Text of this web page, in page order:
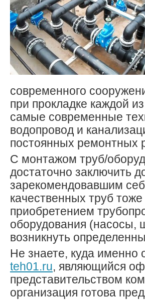
современного
при прокладке каждой
самые современные
водопровод и
постоянных ремонтных
С монтажом труб/
достаточно заключить
зарекомендовавшим
качественных труб
приобретением
оборудования (насосы,
возникнуть
Не знаете, куда именно
teh01.ru, являющийся
представительством
организация готова